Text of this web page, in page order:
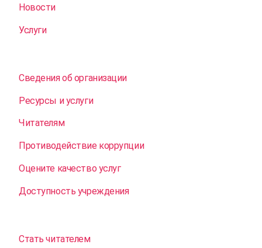
Новости
Услуги
Сведения об организации
Ресурсы и услуги
Читателям
Противодействие коррупции
Оцените качество услуг
Доступность учреждения
Стать читателем